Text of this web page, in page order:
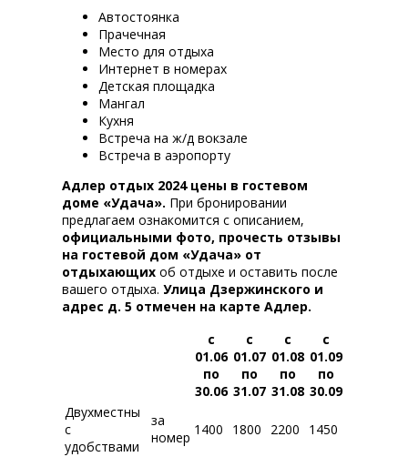
Автостоянка
Прачечная
Место для отдыха
Интернет в номерах
Детская площадка
Мангал
Кухня
Встреча на ж/д вокзале
Встреча в аэропорту
Адлер отдых 2024 цены в гостевом
доме «Удача». При бронировании
предлагаем ознакомится с описанием,
официальными фото, прочесть отзывы
на гостевой дом «Удача» от
отдыхающих об отдыхе и оставить после
вашего отдыха. Улица Дзержинского и
адрес д. 5 отмечен на карте Адлер.
с
01.06
по
30.06
с
01.07
по
31.07
с
01.08
по
31.08
с
01.09
по
30.09
Двухместны
с
удобствами
за
номер 1400 1800 2200 1450